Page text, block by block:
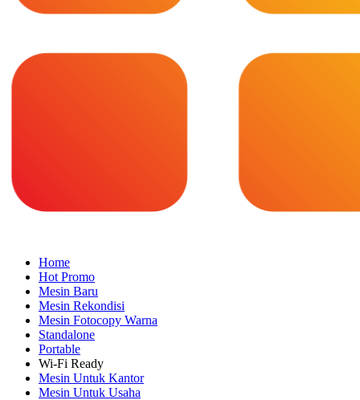
Home
Hot Promo
Mesin Baru
Mesin Rekondisi
Mesin Fotocopy Warna
Standalone
Portable
Wi-Fi Ready
Mesin Untuk Kantor
Mesin Untuk Usaha